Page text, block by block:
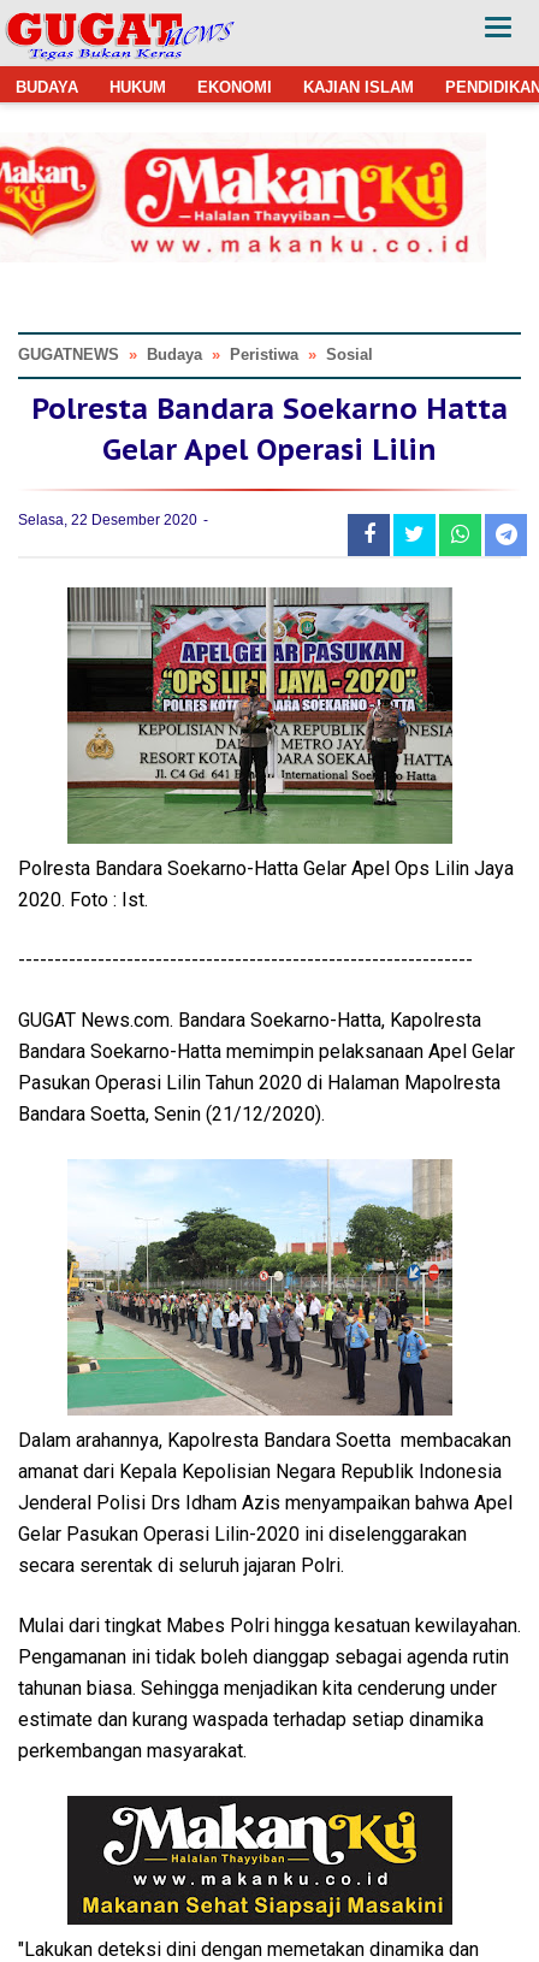
BUDAYA HUKUM EKONOMI KAJIAN ISLAM
GUGATNEWS » Budaya » Peristiwa » Sosial
Polresta Bandara Soekarno Hatta
Gelar Apel Operasi Lilin
Selasa, 22 Desember 2020
Polresta Bandara Soekarno-Hatta Gelar Apel Ops Lilin Jaya
2020. Foto : Ist.
---------------------------------------------------------------
GUGAT News.com. Bandara Soekarno-Hatta, Kapolresta
Bandara Soekarno-Hatta memimpin pelaksanaan Apel Gelar
Pasukan Operasi Lilin Tahun 2020 di Halaman Mapolresta
Bandara Soetta, Senin (21/12/2020).
Dalam arahannya, Kapolresta Bandara Soetta membacakan
amanat dari Kepala Kepolisian Negara Republik Indonesia
Jenderal Polisi Drs Idham Azis menyampaikan bahwa Apel
Gelar Pasukan Operasi Lilin-2020 ini diselenggarakan
secara serentak di seluruh jajaran Polri.
Mulai dari tingkat Mabes Polri hingga kesatuan kewilayahan.
Pengamanan ini tidak boleh dianggap sebagai agenda rutin
tahunan biasa. Sehingga menjadikan kita cenderung under
estimate dan kurang waspada terhadap setiap dinamika
perkembangan masyarakat.
"Lakukan deteksi dini dengan memetakan dinamika dan